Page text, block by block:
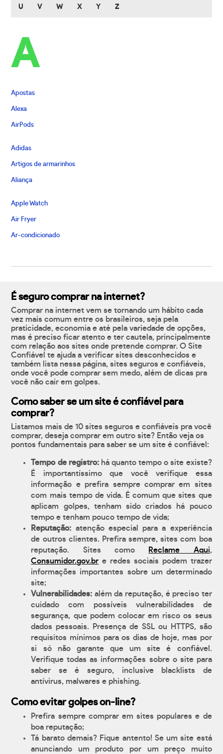
U V W X Y Z
A
Apostas
Alexa
AirPods
Adidas
Artigos de armarinhos
Aliança
Apple Watch
Air Fryer
Ar-condicionado
É seguro comprar na internet?
Comprar na internet vem se tornando um hábito cada
vez mais comum entre os brasileiros, seja pela
praticidade, economia e até pela variedade de opções,
mas é preciso ficar atento e ter cautela, principalmente
com relação aos sites onde pretende comprar. O Site
Confiável te ajuda a verificar sites desconhecidos e
também lista nessa página, sites seguros e confiáveis,
onde você pode comprar sem medo, além de dicas pra
você não cair em golpes.
Como saber se um site é confiável para
comprar?
Listamos mais de 10 sites seguros e confiáveis pra você
comprar, deseja comprar em outro site? Então veja os
pontos fundamentais para saber se um site é confiável:
Tempo de registro:há quanto tempo o site existe?
É importantíssimo que você verifique essa
informação e prefira sempre comprar em sites
com mais tempo de vida. É comum que sites que
aplicam golpes, tenham sido criados há pouco
tempo e tenham pouco tempo de vida;
Reputação: atenção especial para a experiência
de outros clientes. Prefira sempre, sites com boa
reputação. Sites como
Reclame Aqui,
Consumidor.gov.br e redes sociais podem trazer
informações importantes sobre um determinado
site;
Vulnerabilidades: além da reputação, é preciso ter
cuidado com possíveis vulnerabilidades de
segurança, que podem colocar em risco os seus
dados pessoais. Presença de SSL ou HTTPS, são
requisitos mínimos para os dias de hoje, mas por
si só não garante que um site é confiável.
Verifique todas as informações sobre o site para
saber se é seguro, inclusive blacklists de
antívirus, malwares e phishing.
Como evitar golpes on-line?
Prefira sempre comprar em sites populares e de
boa reputação;
Tá barato demais? Fique antento! Se um site está
anunciando um produto por um preço muito